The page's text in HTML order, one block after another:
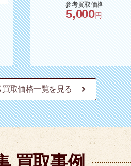
参考買取価格
5,000円
取価格一覧を見る